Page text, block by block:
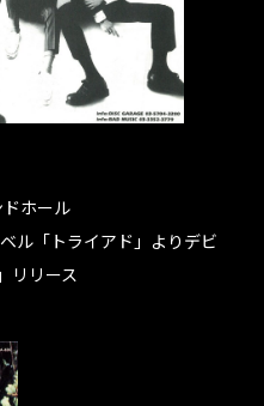
ホール
ル「トライアド」よりデビ
リリース